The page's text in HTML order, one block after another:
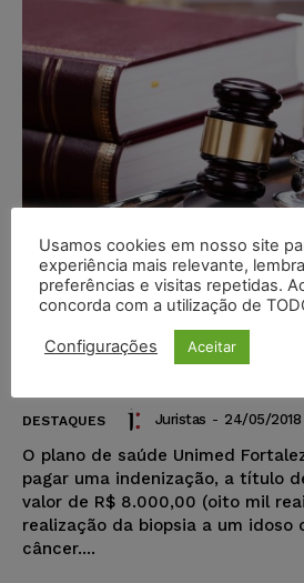
Unimed negou
DESTAQUES Juristas - 24/05/2018
O plano de saúde Unimed
pagar uma indenização, a título
valor de R$ 8.000,00 (oito mil
realização da biopsia a um idoso
câncer....
Usamos cookies em nosso site
experiência mais relevante,
preferências e visitas repetidas.
concorda com a utilização de
Configurações Aceitar